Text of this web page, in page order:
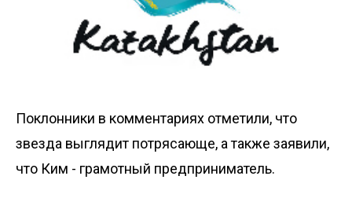
Поклонники в комментариях отметили, что
звезда выглядит потрясающе, а также заявили,
что Ким - грамотный предприниматель.